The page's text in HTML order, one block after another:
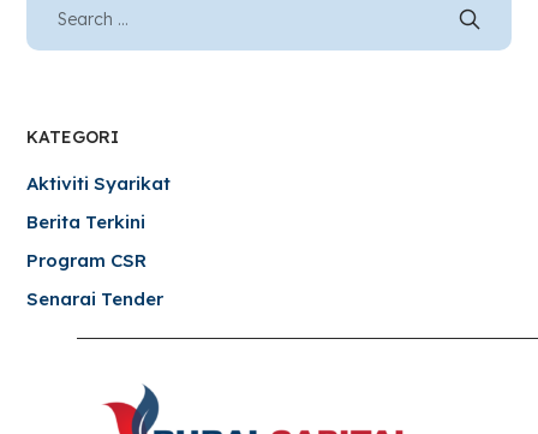
KATEGORI
Aktiviti Syarikat
Berita Terkini
Program CSR
Senarai Tender